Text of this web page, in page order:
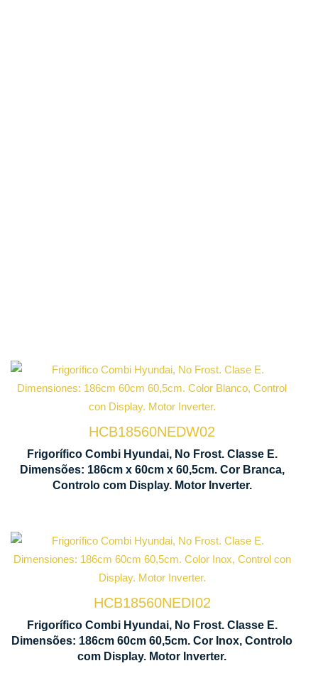
HCB18560NEDW02
Frigorífico Combi Hyundai, No Frost. Classe E.
Dimensões: 186cm x 60cm x 60,5cm. Cor Branca,
Controlo com Display. Motor Inverter.
Tecnologia
No Frost
Display de
Controlo
LED
HCB18560NEDI02
Frigorífico Combi Hyundai, No Frost. Classe E.
Dimensões: 186cm 60cm 60,5cm. Cor Inox, Controlo
com Display. Motor Inverter.
Tecnologia
No Frost
Display de
Controlo
LED